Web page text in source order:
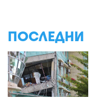
ПОСЛЕДНИ